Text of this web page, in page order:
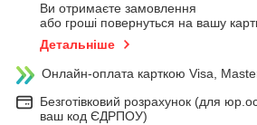
Ви отримаєте замовлення
або гроші повернуться на вашу
Детальніше
Онлайн-оплата карткою Visa,
Безготівковий розрахунок (для
ваш код ЄДРПОУ)